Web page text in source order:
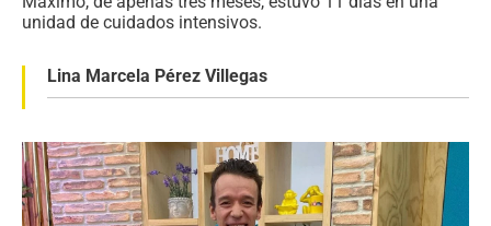
unidad de cuidados intensivos.
Lina Marcela Pérez Villegas